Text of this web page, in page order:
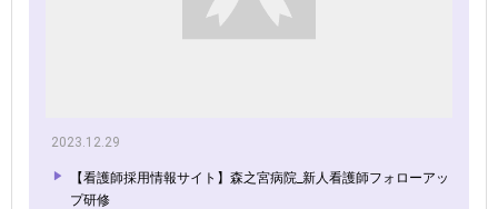
2023.12.29
【看護師採用情報サイト】森之宮病院_新人看護師フォローアッ
プ研修